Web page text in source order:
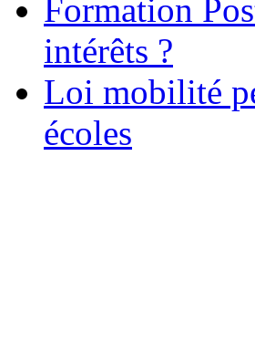
Formation
intérêts ?
Loi mobilité
écoles